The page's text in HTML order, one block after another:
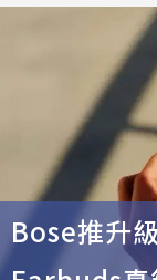
Bose推升